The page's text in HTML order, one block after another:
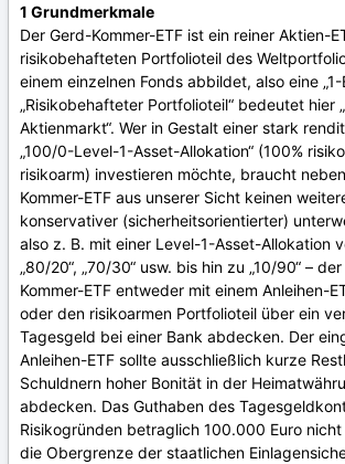
1 Grundmerkmale
Der Gerd-Kommer-ETF ist ein reiner Aktien-
risikobehafteten Portfolioteil des
einem einzelnen Fonds abbildet, also eine „1-
„Risikobehafteter Portfolioteil“ bedeutet hier
Aktienmarkt“. Wer in Gestalt einer stark
„100/0-Level-1-Asset-Allokation“ (100%
risikoarm) investieren möchte, braucht
Kommer-ETF aus unserer Sicht keinen
konservativer (sicherheitsorientierter)
also z. B. mit einer Level-1-Asset-Allokation
„80/20“, „70/30“ usw. bis hin zu „10/90“ –
Kommer-ETF entweder mit einem Anleihen-
oder den risikoarmen Portfolioteil über ein
Tagesgeld bei einer Bank abdecken. Der
Anleihen-ETF sollte ausschließlich kurze
Schuldnern hoher Bonität in der
abdecken. Das Guthaben des
Risikogründen betraglich 100.000 Euro
die Obergrenze der staatlichen